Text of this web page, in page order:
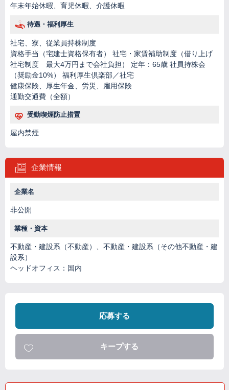
年末年始休暇、育児休暇、介護休暇
待遇・福利厚生
社宅、寮、従業員持株制度
資格手当（宅建士資格保有者） 社宅・家賃補助制度（借り上げ
社宅制度 最大4万円まで会社負担） 定年：65歳 社員持株会
（奨励金10%） 福利厚生倶楽部／社宅
健康保険、厚生年金、労災、雇用保険
通勤交通費（全額）
受動喫煙防止措置
屋内禁煙
企業情報
企業名
非公開
業種・資本
不動産・建設系（不動産）、不動産・建設系（その他不動産・建
設系）
ヘッドオフィス：国内
応募する
キープする